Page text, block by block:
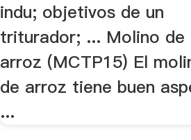
indu; objetivos de un
triturador; ... Molino de
arroz (MCTP15) El
de arroz tiene buen
...